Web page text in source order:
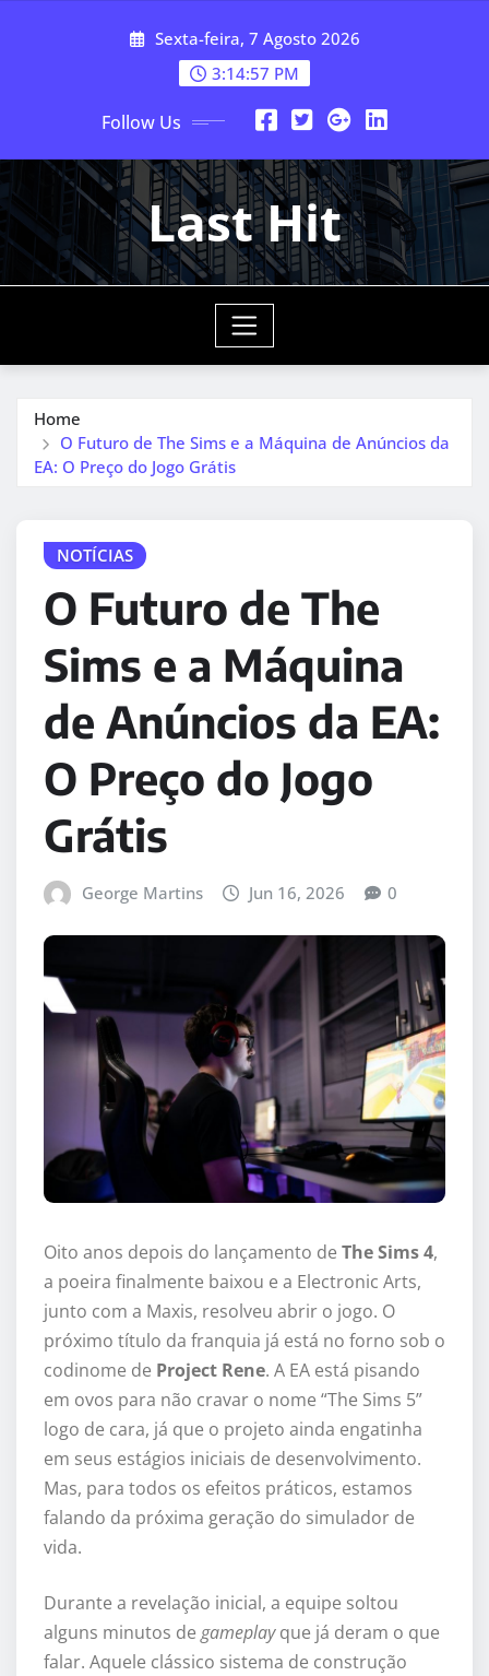
Sexta-feira, 7 Agosto 2026
3:14:59 PM
Follow Us
Last Hit
Home
O Futuro de The Sims e a Máquina de Anúncios da
EA: O Preço do Jogo Grátis
NOTÍCIAS
O Futuro de The
Sims e a Máquina
de Anúncios da EA:
O Preço do Jogo
Grátis
George Martins Jun 16, 2026 0
Oito anos depois do lançamento de The Sims 4,
a poeira finalmente baixou e a Electronic Arts,
junto com a Maxis, resolveu abrir o jogo. O
próximo título da franquia já está no forno sob o
codinome de Project Rene. A EA está pisando
em ovos para não cravar o nome “The Sims 5”
logo de cara, já que o projeto ainda engatinha
em seus estágios iniciais de desenvolvimento.
Mas, para todos os efeitos práticos, estamos
falando da próxima geração do simulador de
vida.
Durante a revelação inicial, a equipe soltou
alguns minutos de gameplayque já deram o que
falar. Aquele clássico sistema de construção